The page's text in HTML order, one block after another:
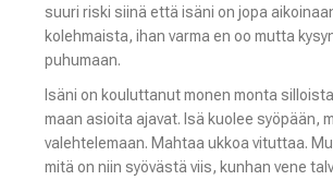
suuri riski siinä että isäni on jopa
kolehmaista, ihan varma en oo mutta
puhumaan.
Isäni on kouluttanut monen monta
maan asioita ajavat. Isä kuolee syöpään,
valehtelemaan. Mahtaa ukkoa vituttaa.
mitä on niin syövästä viis, kunhan vene